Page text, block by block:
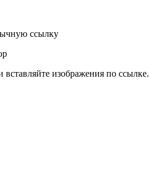
ссылку
изображения по ссылке.